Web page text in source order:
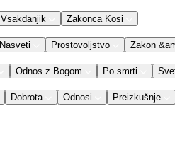
Vsakdanjik Zakonca Kosi
Nasveti Prostovoljstvo Zakon
Odnos z Bogom Po smrti
Dobrota Odnosi Preizkušnje